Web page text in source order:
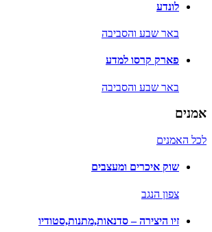
לונדע
באר שבע והסביבה
פארק קרסו למדע
באר שבע והסביבה
אמנים
לכל האמנים
שוק איכרים ומעצבים
צפון הנגב
זיו היצירה – סדנאות,מתנות,סטודיו